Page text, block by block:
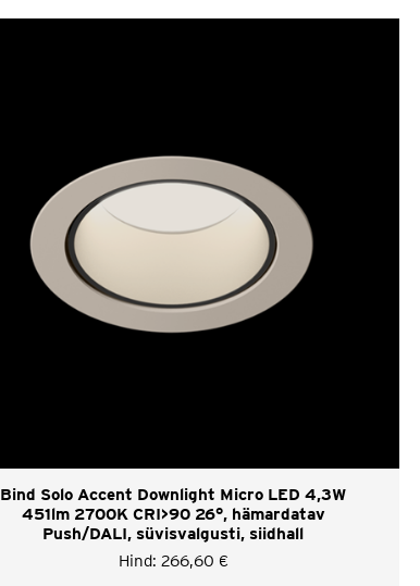
Bind Solo Accent Downlight Micro LED 4,3W
451lm 2700K CRI>90 26°, hämardatav
Push/DALI, süvisvalgusti, siidhall
Hind: 266,60 €